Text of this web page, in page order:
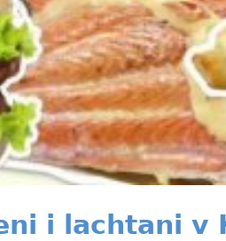
i lachtani v